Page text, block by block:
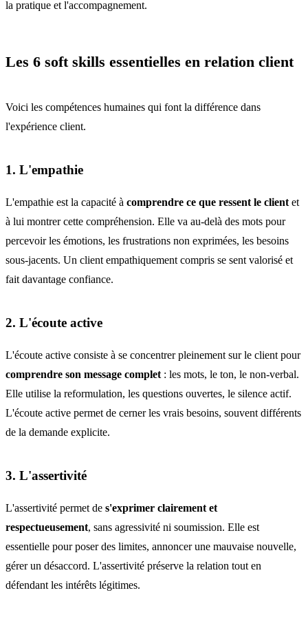
la pratique et l'accompagnement.
Les 6 soft skills essentielles en relation client
Voici les compétences humaines qui font la différence dans
l'expérience client.
1. L'empathie
L'empathie est la capacité à comprendre ce que ressent le client et
à lui montrer cette compréhension. Elle va au-delà des mots pour
percevoir les émotions, les frustrations non exprimées, les besoins
sous-jacents. Un client empathiquement compris se sent valorisé et
fait davantage confiance.
2. L'écoute active
L'écoute active consiste à se concentrer pleinement sur le client pour
comprendre son message complet : les mots, le ton, le non-verbal.
Elle utilise la reformulation, les questions ouvertes, le silence actif.
L'écoute active permet de cerner les vrais besoins, souvent différents
de la demande explicite.
3. L'assertivité
L'assertivité permet de s'exprimer clairement et
respectueusement, sans agressivité ni soumission. Elle est
essentielle pour poser des limites, annoncer une mauvaise nouvelle,
gérer un désaccord. L'assertivité préserve la relation tout en
défendant les intérêts légitimes.